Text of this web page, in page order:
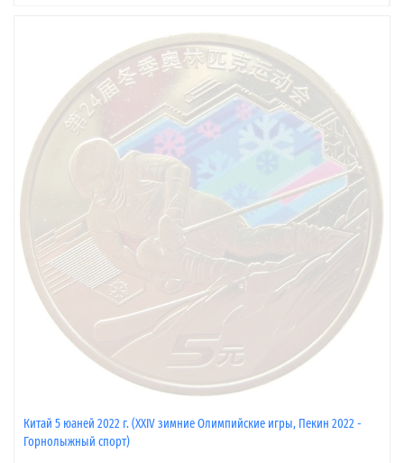
Китай 5 юаней 2022 г. (XXIV зимние Олимпийские игры, Пекин 2022 -
Горнолыжный спорт)